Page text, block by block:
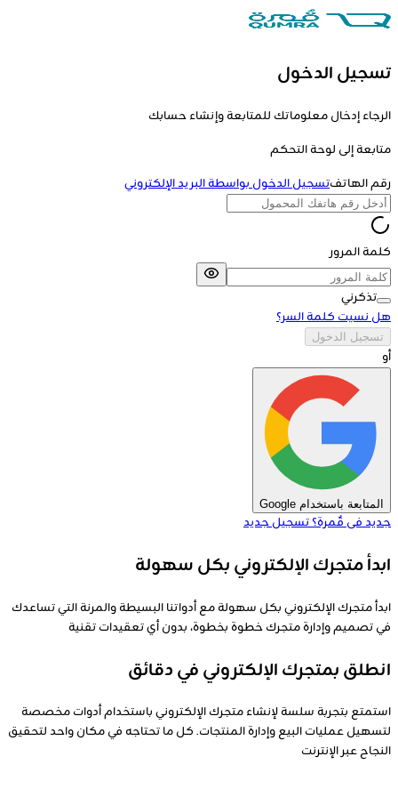
تسجيل الدخول
الرجاء إدخال معلوماتك للمتابعة وإنشاء حسابك
متابعة إلى لوحة التحكم
رقم الهاتفتسجيل الدخول بواسطة البريد الإلكتروني
كلمة المرور
تذكرني
هل نسيت كلمة السر؟
تسجيل الدخول
أو
المتابعة باستخدام Google
جديد فى قٌمرة؟تسجيل جديد
ابدأ متجرك الإلكتروني بكل سهولة
ابدأ متجرك الإلكتروني بكل سهولة مع أدواتنا البسيطة والمرنة التي تساعدك
في تصميم وإدارة متجرك خطوة بخطوة، بدون أي تعقيدات تقنية
انطلق بمتجرك الإلكتروني في دقائق
استمتع بتجربة سلسة لإنشاء متجرك الإلكتروني باستخدام أدوات مخصصة
لتسهيل عمليات البيع وإدارة المنتجات. كل ما تحتاجه في مكان واحد لتحقيق
النجاح عبر الإنترنت